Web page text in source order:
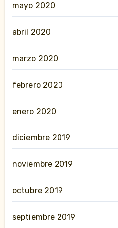
mayo 2020
abril 2020
marzo 2020
febrero 2020
enero 2020
diciembre 2019
noviembre 2019
octubre 2019
septiembre 2019